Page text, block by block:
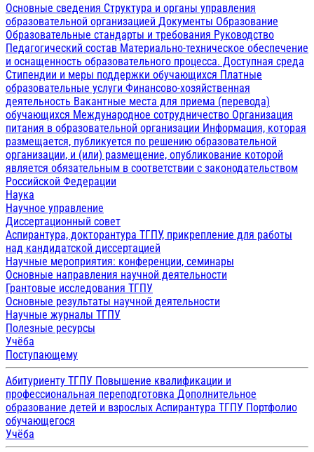
Основные сведения Структура и органы управления
образовательной организацией Документы Образование
Образовательные стандарты и требования Руководство
Педагогический состав Материально-техническое обеспечение
и оснащенность образовательного процесса. Доступная среда
Стипендии и меры поддержки обучающихся Платные
образовательные услуги Финансово-хозяйственная
деятельность Вакантные места для приема (перевода)
обучающихся Международное сотрудничество Организация
питания в образовательной организации Информация, которая
размещается, публикуется по решению образовательной
организации, и (или) размещение, опубликование которой
является обязательным в соответствии с законодательством
Российской Федерации
Наука
Научное управление
Диссертационный совет
Аспирантура, докторантура ТГПУ, прикрепление для работы
над кандидатской диссертацией
Научные мероприятия: конференции, семинары
Основные направления научной деятельности
Грантовые исследования ТГПУ
Основные результаты научной деятельности
Научные журналы ТГПУ
Полезные ресурсы
Учёба
Поступающему
Абитуриенту ТГПУ Повышение квалификации и
профессиональная переподготовка Дополнительное
образование детей и взрослых Аспирантура ТГПУ Портфолио
обучающегося
Учёба